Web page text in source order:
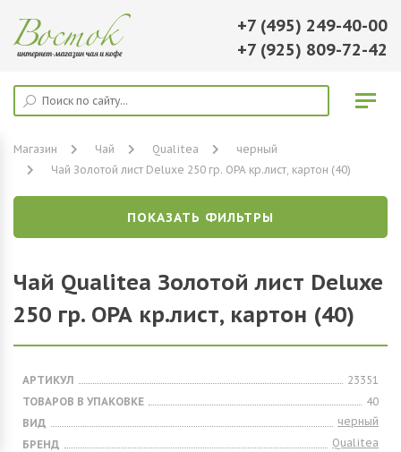
+7 (495) 249-40-00
+7 (925) 809-72-42
Магазин Чай Qualitea
черный
Чай Золотой лист Deluxe 250 гр. ОРА кр.лист, картон (40)
ПОКАЗАТЬ ФИЛЬТРЫ
Чай Qualitea Золотой лист Deluxe
250 гр. ОРА кр.лист, картон (40)
АРТИКУЛ
23351
ТОВАРОВ В УПАКОВКЕ
40
ВИД
черный
БРЕНД
Qualitea